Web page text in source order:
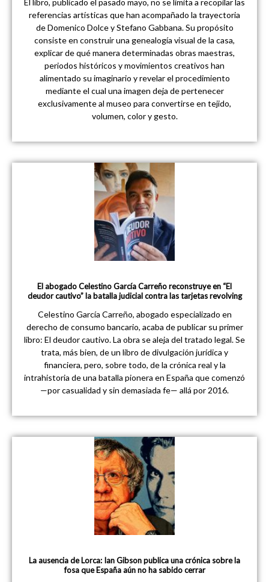
El libro, publicado el pasado mayo, no se limita a recopilar las
referencias artísticas que han acompañado la trayectoria
de Domenico Dolce y Stefano Gabbana. Su propósito
consiste en construir una genealogía visual de la casa,
explicar de qué manera determinadas obras maestras,
periodos históricos y movimientos creativos han
alimentado su imaginario y revelar el procedimiento
mediante el cual una imagen deja de pertenecer
exclusivamente al museo para convertirse en tejido,
volumen, color y gesto.
El abogado Celestino García Carreño reconstruye en “El
deudor cautivo” la batalla judicial contra las tarjetas revolving
Celestino García Carreño, abogado especializado en
derecho de consumo bancario, acaba de publicar su primer
libro: El deudor cautivo. La obra se aleja del tratado legal. Se
trata, más bien, de un libro de divulgación jurídica y
financiera, pero, sobre todo, de la crónica real y la
intrahistoria de una batalla pionera en España que comenzó
—por casualidad y sin demasiada fe— allá por 2016.
La ausencia de Lorca: Ian Gibson publica una crónica sobre la
fosa que España aún no ha sabido cerrar